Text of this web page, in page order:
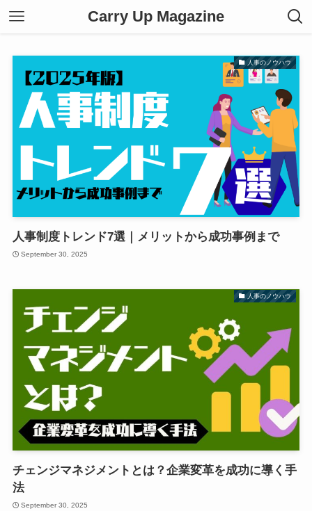
Carry Up Magazine
人事のノウハウ
人事制度トレンド7選｜メリットから成功事例まで
September 30, 2025
人事のノウハウ
チェンジマネジメントとは？企業変革を成功に導く手
法
September 30, 2025